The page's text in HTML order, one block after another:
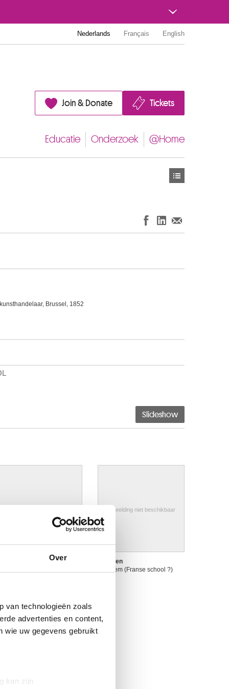
Over
van technologieën zoals
advertenties en content,
wie uw gegevens gebruikt
kan zijn
Nederlands Français English
Join & Donate Tickets
Educatie Onderzoek @Home
Brussel, 1852
Slideshow
van priester
Afbeelding niet beschikbaar
Stilleven
Anoniem (Franse school ?)